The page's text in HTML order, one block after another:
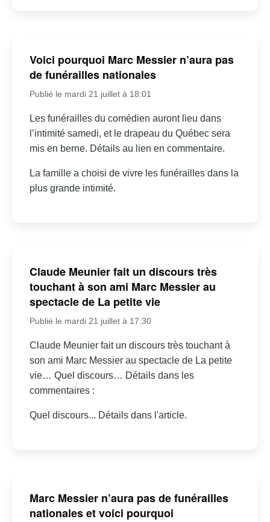
Voici pourquoi Marc Messier n’aura pas
de funérailles nationales
Publié le mardi 21 juillet à 18:01
Les funérailles du comédien auront lieu dans
l’intimité samedi, et le drapeau du Québec sera
mis en berne. Détails au lien en commentaire.
La famille a choisi de vivre les funérailles dans la
plus grande intimité.
Claude Meunier fait un discours très
touchant à son ami Marc Messier au
spectacle de La petite vie
Publié le mardi 21 juillet à 17:30
Claude Meunier fait un discours très touchant à
son ami Marc Messier au spectacle de La petite
vie… Quel discours… Détails dans les
commentaires :
Quel discours... Détails dans l'article.
Marc Messier n’aura pas de funérailles
nationales et voici pourquoi